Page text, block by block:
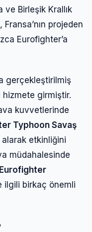
ve Birleşik Krallık
Fransa’nın projeden
Eurofighter’a
gerçekleştirilmiş
hizmete girmiştir.
kuvvetlerinde
Typhoon Savaş
etkinliğini
müdahalesinde
Eurofighter
ilgili birkaç önemli